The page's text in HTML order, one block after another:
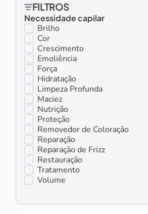
FILTROS
Necessidade capilar
Brilho
Cor
Crescimento
Emoliência
Força
Hidratação
Limpeza Profunda
Maciez
Nutrição
Proteção
Removedor de Coloração
Reparação
Reparação de Frizz
Restauração
Tratamento
Volume